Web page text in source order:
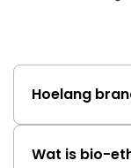
Hoelang
Wat is bio-